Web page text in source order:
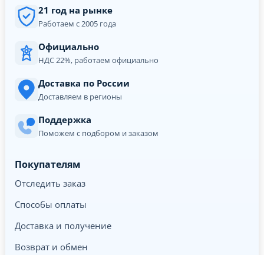
21 год на рынке
Работаем с 2005 года
Официально
НДС 22%, работаем официально
Доставка по России
Доставляем в регионы
Поддержка
Поможем с подбором и заказом
Покупателям
Отследить заказ
Способы оплаты
Доставка и получение
Возврат и обмен